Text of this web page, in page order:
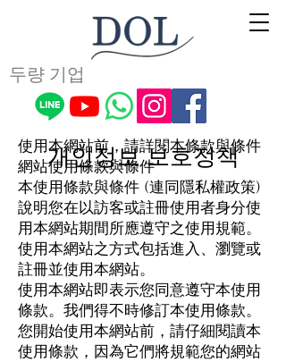
두량 기업
개인정보 보호정책
使用本網站前，請詳閱本條款與條件
網站使用條款與條件
本使用條款與條件 (連同隱私權政策)
說明您在以訪客或註冊使用者身分使
用本網站期間所應遵守之使用規範。
使用本網站之方式包括進入、瀏覽或
註冊並使用本網站。
使用本網站即表示您同意遵守本使用
條款。我們得不時修訂本使用條款。
您開始使用本網站前，請仔細閱讀本
使用條款，因為它們將規範您的網站